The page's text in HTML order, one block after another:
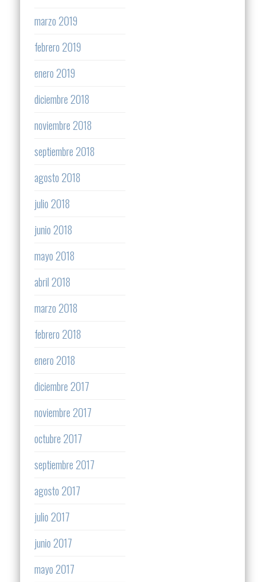
marzo 2019
febrero 2019
enero 2019
diciembre 2018
noviembre 2018
septiembre 2018
agosto 2018
julio 2018
junio 2018
mayo 2018
abril 2018
marzo 2018
febrero 2018
enero 2018
diciembre 2017
noviembre 2017
octubre 2017
septiembre 2017
agosto 2017
julio 2017
junio 2017
mayo 2017